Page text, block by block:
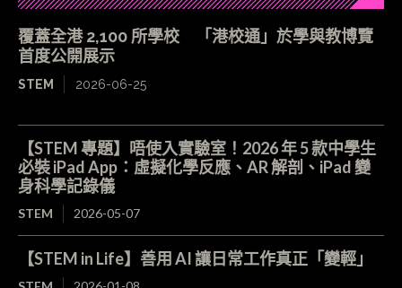
覆蓋全港 2,100 所學校 「港校通」於學與教博覽
首度公開展示
STEM 2026-06-25
【STEM 專題】唔使入實驗室！2026 年 5 款中學生
必裝 iPad App：虛擬化學反應、AR 解剖、iPad 變
身科學記錄儀
STEM 2026-05-07
【STEM in Life】善用 AI 讓日常工作真正「變輕」